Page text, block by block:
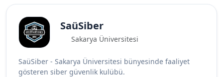
SaüSiber
Sakarya Üniversitesi
SaüSiber - Sakarya Üniversitesi bünyesinde faaliyet
gösteren siber güvenlik kulübü.